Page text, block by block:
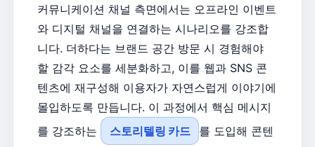
커뮤니케이션 채널 측면에서는 오프라인 이벤트
와 디지털 채널을 연결하는 시나리오를 강조합
니다. 더하다는 브랜드 공간 방문 시 경험해야
할 감각 요소를 세분화하고, 이를 웹과 SNS 콘
텐츠에 재구성해 이용자가 자연스럽게 이야기에
몰입하도록 만듭니다. 이 과정에서 핵심 메시지
를 강조하는
스토리텔링 카드
를 도입해 콘텐